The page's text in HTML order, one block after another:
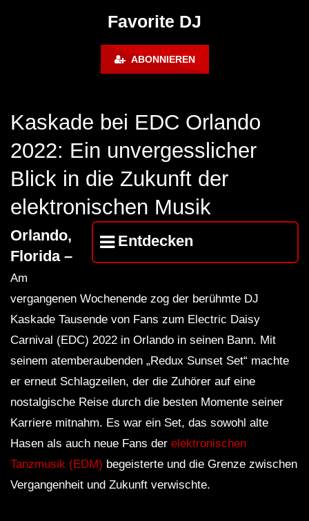
Favorite DJ
ABONNIEREN
Kaskade bei EDC Orlando
2022: Ein unvergesslicher
Blick in die Zukunft der
elektronischen Musik
Entdecken
Orlando,
Florida –
Am
vergangenen Wochenende zog der berühmte DJ
Kaskade Tausende von Fans zum Electric Daisy
Carnival (EDC) 2022 in Orlando in seinen Bann. Mit
seinem atemberaubenden „Redux Sunset Set“ machte
er erneut Schlagzeilen, der die Zuhörer auf eine
nostalgische Reise durch die besten Momente seiner
Karriere mitnahm. Es war ein Set, das sowohl alte
Hasen als auch neue Fans der elektronischen
Tanzmusik (EDM) begeisterte und die Grenze zwischen
Vergangenheit und Zukunft verwischte.